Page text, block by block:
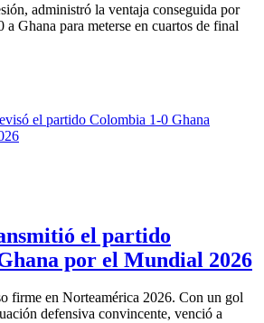
administró la ventaja conseguida por
Ghana para meterse en cuartos de final
el partido
por el Mundial 2026
firme en Norteamérica 2026. Con un gol
defensiva convincente, venció a